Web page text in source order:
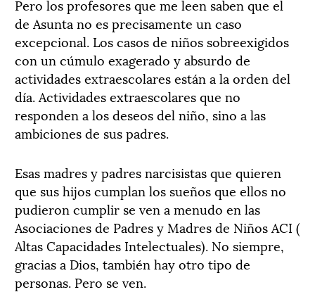
Pero los profesores que me leen saben que el
de Asunta no es precisamente un caso
excepcional. Los casos de niños sobreexigidos
con un cúmulo exagerado y absurdo de
actividades extraescolares están a la orden del
día. Actividades extraescolares que no
responden a los deseos del niño, sino a las
ambiciones de sus padres.
Esas madres y padres narcisistas que quieren
que sus hijos cumplan los sueños que ellos no
pudieron cumplir se ven a menudo en las
Asociaciones de Padres y Madres de Niños ACI (
Altas Capacidades Intelectuales). No siempre,
gracias a Dios, también hay otro tipo de
personas. Pero se ven.